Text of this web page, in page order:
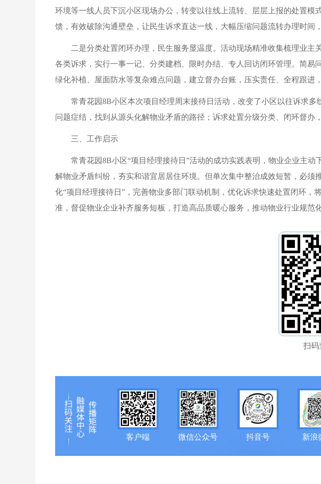
环境等一线人员下沉小区现场办公，转变以往线上流转、层层上报的处置
馈，有效破除沟通壁垒，让民生诉求直达一线，大幅压缩问题流转办理时间
二是分类处置闭环办理，民生服务显温度。活动现场精准收集梳理业
各类诉求，实行一事一记、分类建档、限时办结、专人回访闭环管理。简
绿化补植、屋面防水等复杂难点问题，建立督办台账，压实责任、全程跟进
常青花园8B小区本次项目经理周末接待日活动，改变了小区以往诉求
问题症结，找到从源头化解物业矛盾的路径；诉求处置分级分类、闭环督办
三、工作启示
常青花园8B小区“项目经理接待日”活动的成功实践表明，物业企业主
解物业矛盾纠纷，夯实和谐宜居居住环境。但单次集中整治成效短暂，必
化“项目经理接待日”，完善物业多部门联动机制，优化诉求快速处置闭环，
准，督促物业企业补齐服务短板，打造高品质暖心服务，推动物业行业规范
扫码
客户端 微信公众号 抖音号 新浪